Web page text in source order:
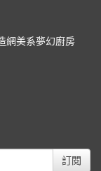
網美系夢幻廚房
訂閱